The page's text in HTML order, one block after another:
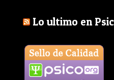
Lo ultimo en